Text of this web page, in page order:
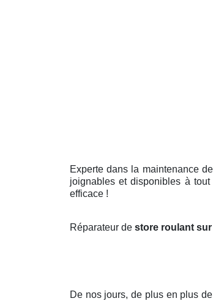
Experte dans la maintenance de
joignables et disponibles à
efficace !
Réparateur de store roulant
De nos jours, de plus en plus